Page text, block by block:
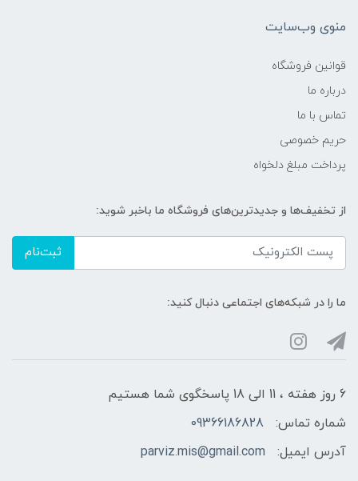
منوی وب‌سایت
قوانین فروشگاه
درباره ما
تماس با ما
حریم خصوصی
پرداخت مبلغ دلخواه
از تخفیف‌ها و جدیدترین‌های فروشگاه ما باخبر شوید:
ثبت‌نام
ما را در شبکه‌های اجتماعی دنبال کنید:
6 روز هفته ، 11 الی 18 پاسخگوی شما هستیم
شماره تماس:
09366186828
آدرس ایمیل:
parviz.mis@gmail.com